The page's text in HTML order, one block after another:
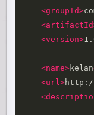
<groupId>
<version>
<name>kelan
<url>